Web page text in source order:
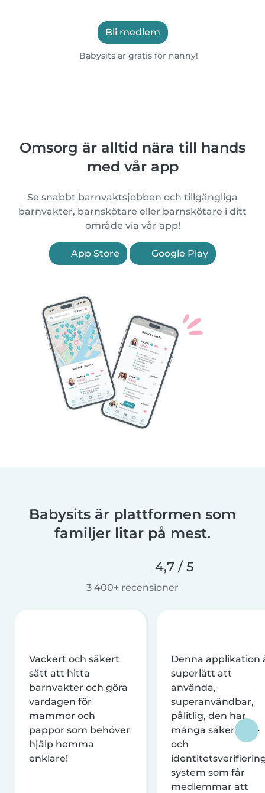
Bli medlem
Babysits är gratis för nanny!
Omsorg är alltid nära till hands
med vår app
Se snabbt barnvaktsjobben och tillgängliga
barnvakter, barnskötare eller barnskötare i ditt
område via vår app!
App Store Google Play
Babysits är plattformen som
familjer litar på mest.
4,7 / 5
3 400+ recensioner
Vackert och säkert
sätt att hitta
barnvakter och göra
vardagen för
mammor och
pappor som behöver
hjälp hemma
enklare!
Denna applikation
superlätt att
använda,
superanvändbar,
pålitlig, den har
många säkerhets-
och
system som får
medlemmar att